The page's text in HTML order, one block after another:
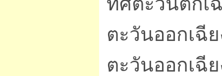
ตะวันออกเฉี
ตะวันออกเฉี